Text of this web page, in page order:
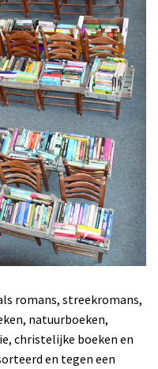
romans, streekromans,
natuurboeken,
christelijke boeken en
en tegen een